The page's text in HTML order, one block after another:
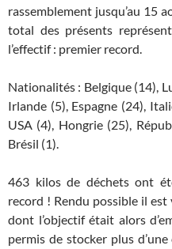
rassemblement jusqu’au 15
total des présents
l’effectif : premier record.
Nationalités : Belgique (14),
Irlande (5), Espagne (24),
USA (4), Hongrie (25),
Brésil (1).
463 kilos de déchets ont
record ! Rendu possible il
dont l’objectif était alors
permis de stocker plus